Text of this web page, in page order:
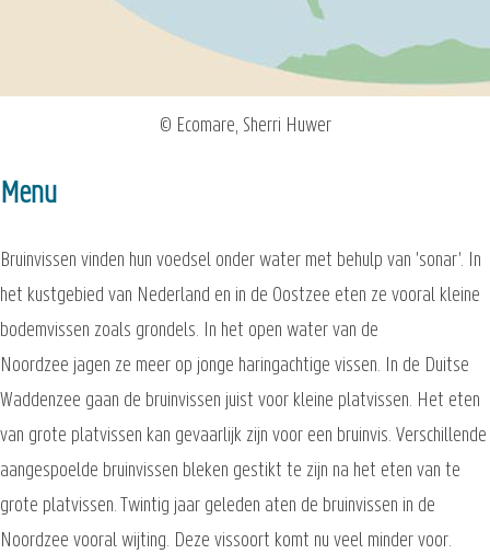
© Ecomare, Sherri Huwer
Menu
Bruinvissen vinden hun voedsel onder water met behulp van 'sonar'. In
het kustgebied van Nederland en in de Oostzee eten ze vooral kleine
bodemvissen zoals grondels. In het open water van de
Noordzee jagen ze meer op jonge haringachtige vissen. In de Duitse
Waddenzee gaan de bruinvissen juist voor kleine platvissen. Het eten
van grote platvissen kan gevaarlijk zijn voor een bruinvis. Verschillende
aangespoelde bruinvissen bleken gestikt te zijn na het eten van te
grote platvissen. Twintig jaar geleden aten de bruinvissen in de
Noordzee vooral wijting. Deze vissoort komt nu veel minder voor.